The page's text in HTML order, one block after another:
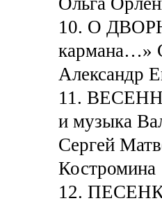
10. О
кармана…»
Александр
11.
и музыка
Сергей
Костромина
12.